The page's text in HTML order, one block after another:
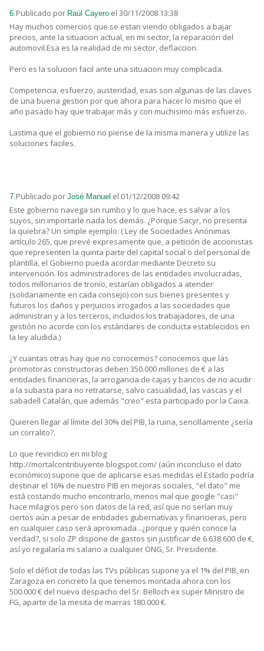
6.Publicado por Raúl Cayero el 30/11/2008 13:38
Hay muchos comercios que se estan viendo obligados a bajar
precios, ante la situacion actual, en mi sector, la reparación del
automovil.Esa es la realidad de mi sector, deflaccion.
Pero es la solucion facil ante una situacion muy complicada.
Competencia, esfuerzo, austeridad, esas son algunas de las claves
de una buena gestion por que ahora para hacer lo mismo que el
año pasado hay que trabajar más y con muchisimo más esfuerzo.
Lastima que el gobierno no piense de la misma manera y utilize las
soluciones faciles.
7.Publicado por José Manuel el 01/12/2008 09:42
Este gobierno navega sin rumbo y lo que hace, es salvar a los
suyos, sin importarle nada los demás. ¿Porque Sacyr, no presenta
la quiebra? Un simple ejemplo: ( Ley de Sociedades Anónimas
artículo 265, que prevé expresamente que, a petición de accionistas
que representen la quinta parte del capital social o del personal de
plantilla, el Gobierno pueda acordar mediante Decreto su
intervención. los administradores de las entidades involucradas,
todos millonarios de tronío, estarían obligados a atender
(solidariamente en cada consejo) con sus bienes presentes y
futuros los daños y perjuicios irrogados a las sociedades que
administran y a los terceros, incluidos los trabajadores, de una
gestión no acorde con los estándares de conducta establecidos en
la ley aludida.)
¿Y cuantas otras hay que no conocemos? conocemos que las
promotoras constructoras deben 350.000 millones de € a las
entidades financieras, la arrogancia de cajas y bancos de no acudir
a la subasta para no retratarse, salvo casualidad, las vascas y el
sabadell Catalán, que además "creo" esta participado por la Caixa.
Quieren llegar al límite del 30% del PIB, la ruina, sencillamente ¿sería
un corralito?.
Lo que revindico en mi blog
http://mortalcontribuyente.blogspot.com/ (aún inconcluso el dato
económico) supone que de aplicarse esas medidas el Estado podría
destinar el 16% de nuestro PIB en mejoras sociales, "el dato" me
está costando mucho encontrarlo, menos mal que google "casi"
hace milagros pero son datos de la red, así que no serían muy
ciertos aún a pesar de entidades gubernativas y financieras, pero
en cualquier caso será aproximada...¿porque y quién conoce la
verdad?, si solo ZP dispone de gastos sin justificar de 6.638.600 de €,
así yo regalaría mi salario a cualquier ONG, Sr. Presidente.
Solo el déficit de todas las TVs públicas supone ya el 1% del PIB, en
Zaragoza en concreto la que tenemos montada ahora con los
500.000 € del nuevo despacho del Sr. Belloch ex super Ministro de
FG, aparte de la mesita de marras 180.000 €.